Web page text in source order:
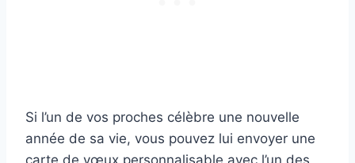
Si l’un de vos proches célèbre une nouvelle
année de sa vie, vous pouvez lui envoyer une
carte de vœux personnalisable avec l’un des